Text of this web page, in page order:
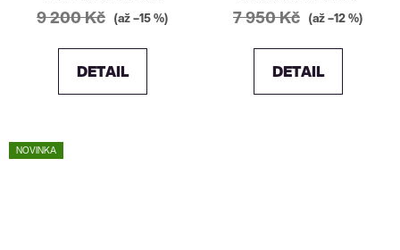
9 200 Kč (až –15 %)
DETAIL
7 950 Kč (až –12 %)
DETAIL
NOVINKA